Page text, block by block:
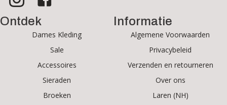
Ontdek
Dames Kleding
Sale
Accessoires
Sieraden
Broeken
Informatie
Algemene Voorwaarden
Privacybeleid
Verzenden en retourneren
Over ons
Laren (NH)